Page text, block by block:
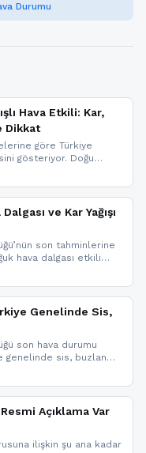
Durumu
Hava Etkili: Kar,
Dikkat
göre Türkiye
gösteriyor. Doğu
Marmara ve
İç kesimlerde sis ve pus
azalmave Kar Yağışı
son tahminlerine
hava dalgası etkili
ve buzlanma uyarısı
Genelinde Sis,
son hava durumu
genelinde sis, buzlanma
ve Doğu
gelişmeleri.
Açıklama Var
ilişkin şu ana kadar